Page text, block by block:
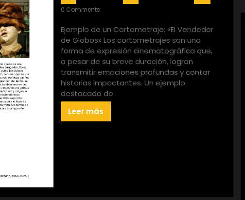
0 Comments
Ejemplo de un Cortometraje: «El Vendedor
de Globos» Los cortometrajes son una
forma de expresión cinematográfica que,
a pesar de su breve duración, logran
transmitir emociones profundas y contar
historias impactantes. Un ejemplo
destacado de
Leer más